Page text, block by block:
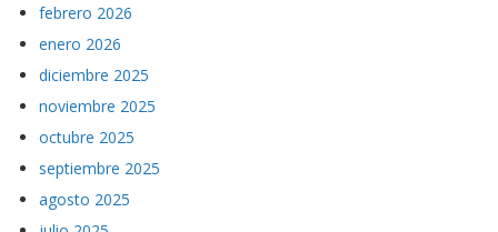
febrero 2026
enero 2026
diciembre 2025
noviembre 2025
octubre 2025
septiembre 2025
agosto 2025